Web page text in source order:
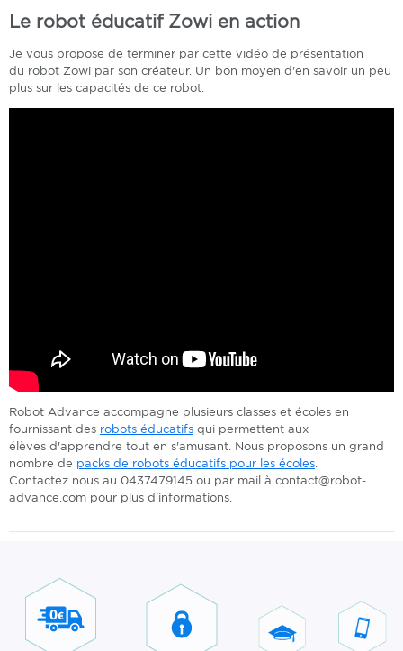
Le robot éducatif Zowi en action
Je vous propose de terminer par cette vidéo de présentation
du robot Zowi par son créateur. Un bon moyen d'en savoir un peu
plus sur les capacités de ce robot.
Robot Advance accompagne plusieurs classes et écoles en
fournissant des robots éducatifs qui permettent aux
élèves d'apprendre tout en s'amusant. Nous proposons un grand
nombre de packs de robots éducatifs pour les écoles.
Contactez nous au 0437479145 ou par mail à contact@robot-
advance.com pour plus d'informations.